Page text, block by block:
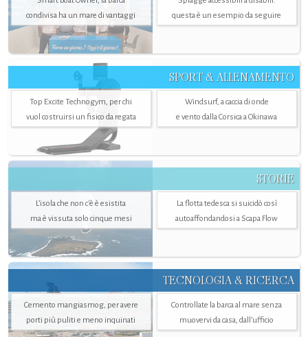
condivisa ha un mare di vantaggi
questa è un esempio da seguire
SPORT & ALLENAMENTO
Top Excite Technogym, per chi
vuol costruirsi un fisico da regata
Windsurf, a caccia di onde
e vento dalla Corsica a Okinawa
STORIE
L’isola che non c'è è esistita
ma è vissuta solo cinque mesi
La flotta tedesca si suicidò così
autoaffondandosi a Scapa Flow
TECNOLOGIA & RICERCA
Cemento mangiasmog, per avere
porti più puliti e meno inquinati
Controllate la barca al mare senza
muovervi da casa, dall’ufficio